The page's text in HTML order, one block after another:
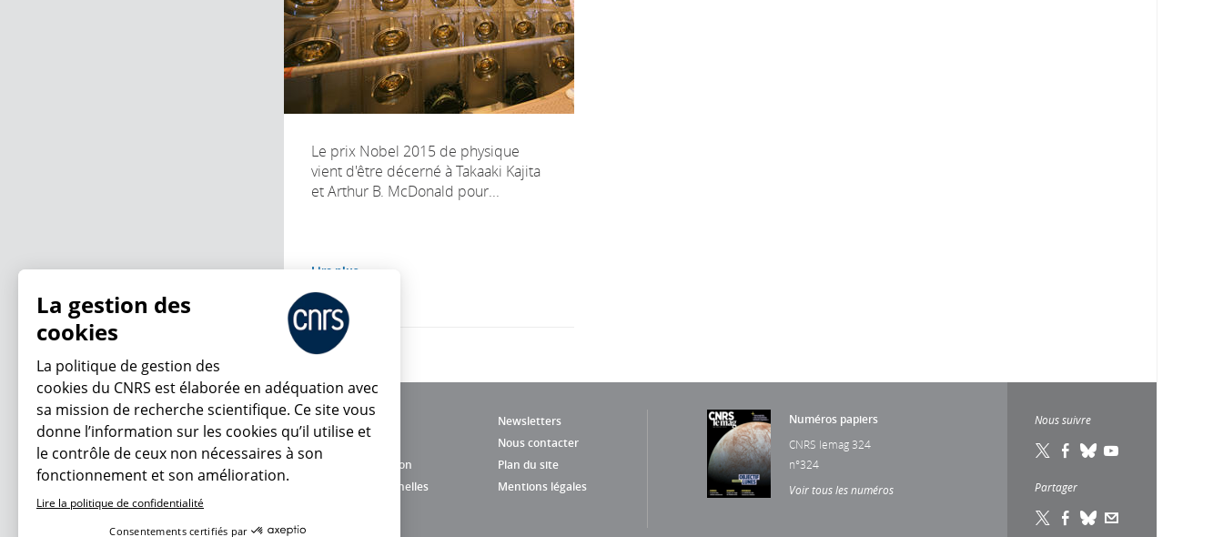
Le prix Nobel 2015 de physique
vient d'être décerné à Takaaki Kajita
et Arthur B. McDonald pour...
Lire plus
Newsletters
Nous contacter
Charte d'utilisation
Plan du site
Données personnelles
Mentions légales
Numéros papiers
CNRS lemag 324
n°324
Voir tous les numéros
Nous suivre
Partager
En ce moment
La gestion des
cookies
La politique de gestion des
cookies du CNRS est élaborée en adéquation avec
sa mission de recherche scientifique. Ce site vous
donne l’information sur les cookies qu’il utilise et
le contrôle de ceux non nécessaires à son
fonctionnement et son amélioration.
Lire la politique de confidentialité
Consentements certifiés par